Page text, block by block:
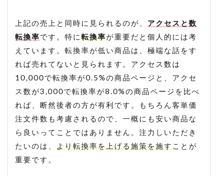
上記の売上と同時に見られるのが、 アクセスと数
転換率です。特に 転換率が重要だと個人的には考
えています。転換率が低い商品は、極端な話をす
れば売れてないと見られます。アクセス数は
10,000で転換率が0.5%の商品ページと、アクセ
ス数が3,000で転換率が8.0%の商品ページを比べ
れば、断然後者の方が有利です。もちろん客単価
注文件数も考慮されるので、一概にも安い商品な
ら良いってことではありません。注力しいただき
たいのは、
より転換率を上げる施策を施す ことが
重要です。